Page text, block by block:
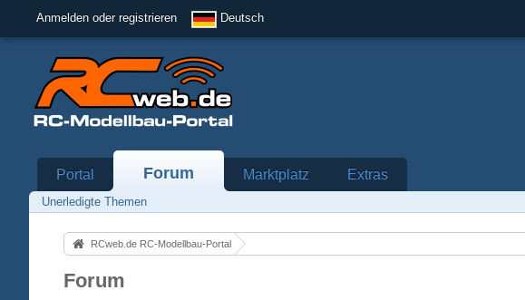
Anmelden oder registrieren Deutsch
Portal Forum Marktplatz Extras
Unerledigte Themen
RCweb.de RC-Modellbau-Portal
Forum